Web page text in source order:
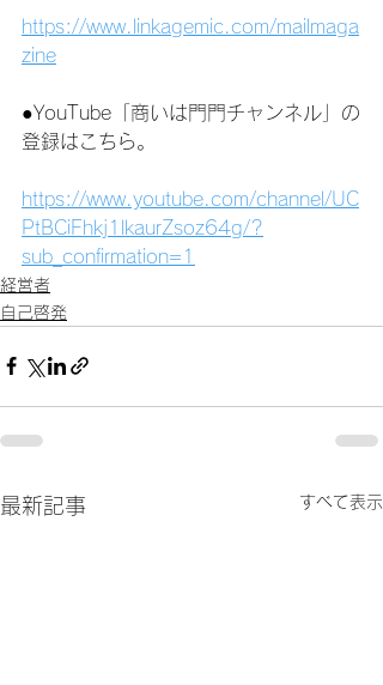
https://www.linkagemic.com/mailmaga
zine
●YouTube「商いは門門チャンネル」の
登録はこちら。
https://www.youtube.com/channel/UC
PtBCiFhkj1lkaurZsoz64g/?
sub_confirmation=1
経営者
自己啓発
最新記事 すべて表示